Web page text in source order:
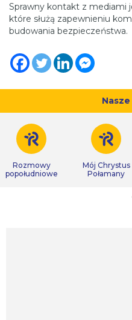
Sprawny kontakt z mediami
które służą zapewnieniu
budowania bezpieczeństwa.
Rozmowy
popołudniowe
Mój Chrystus
Połamany